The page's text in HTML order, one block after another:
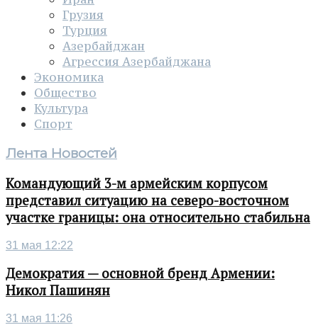
Грузия
Турция
Азербайджан
Агрессия Азербайджана
Экономика
Общество
Культура
Спорт
Лента Новостей
Командующий 3-м армейским корпусом
представил ситуацию на северо-восточном
участке границы: она относительно стабильна
31 мая 12:22
Демократия — основной бренд Армении:
Никол Пашинян
31 мая 11:26